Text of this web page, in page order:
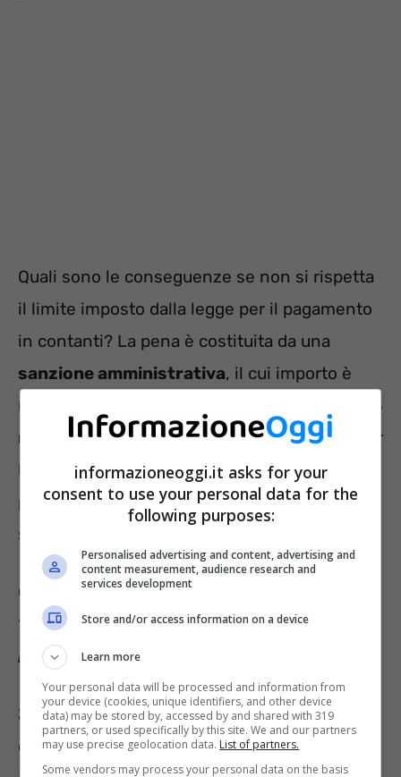
Quali sono le conseguenze se non si rispetta
il limite imposto dalla legge per il pagamento
in contanti? La pena è costituita da una
sanzione amministrativa, il cui importo è
molto elevato. Si va, infatti, da un
minimo di 3
mila euroad un massimo di 50 mila euro
, per
le violazioni più gravi. Bisogna, quindi,
prestare molta attenzione alle operazioni che
si effettuano.
Consulta anche il seguente articolo:
“
Badanti, colf e baby sitter: ecco le nuove
regole con sanzioni fino a 1500 euro
Se si pagano i badanti in
contanti si perdono le
informazioneoggi.it asks for your
consent to use your personal data for the
following purposes:
Personalised advertising and content, advertising and
content measurement, audience research and
services development
Store and/or access information on a device
Learn more
Your personal data will be processed and information from
your device (cookies, unique identifiers, and other device
data) may be stored by, accessed by and shared with 319
partners, or used specifically by this site. We and our partners
may use precise geolocation data. List of partners.
Some vendors may process your personal data on the basis